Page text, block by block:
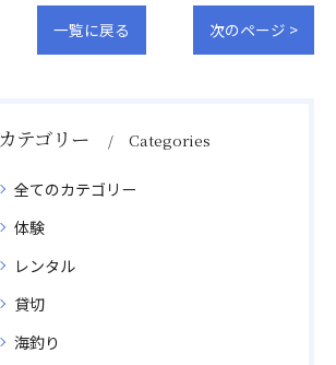
一覧に戻る 次のページ >
カテゴリー Categories
全てのカテゴリー
体験
レンタル
貸切
海釣り